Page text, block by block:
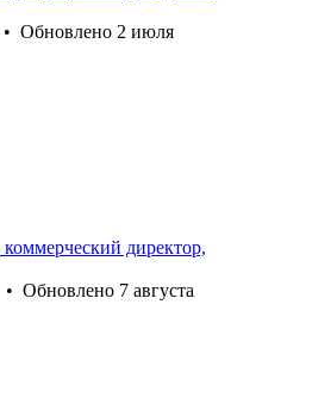
• Обновлено 2 июля
коммерческий директор,
• Обновлено 7 августа